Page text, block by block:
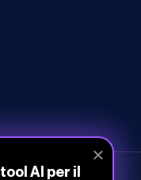
tool AI per il